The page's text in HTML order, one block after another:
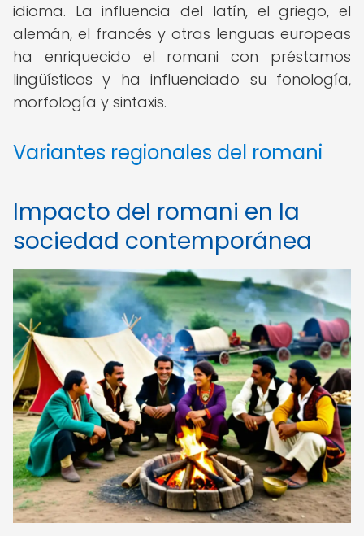
idioma. La influencia del latín, el griego, el
alemán, el francés y otras lenguas europeas
ha enriquecido el romani con préstamos
lingüísticos y ha influenciado su fonología,
morfología y sintaxis.
Variantes regionales del romani
Impacto del romani en la
sociedad contemporánea